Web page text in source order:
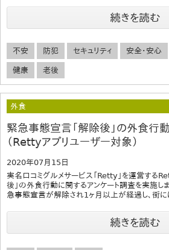
続きを読む
不安 防犯 セキュリティ 安全・安心
健康 老後
外食
緊急事態宣言「解除後」の外食行
（Rettyアプリユーザー対象）
2020年07月15日
実名口コミグルメサービス「Retty」を運営する
後」の外食行動に関するアンケート調査を実施し
急事態宣言が解除され1ヶ月以上が経過し、街
続きを読む